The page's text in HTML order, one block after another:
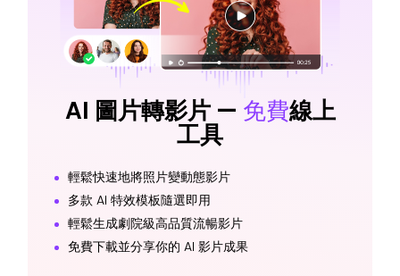
AI 圖片轉影片 — 免費線上
工具
輕鬆快速地將照片變動態影片
多款 AI 特效模板隨選即用
輕鬆生成劇院級高品質流暢影片
免費下載並分享你的 AI 影片成果